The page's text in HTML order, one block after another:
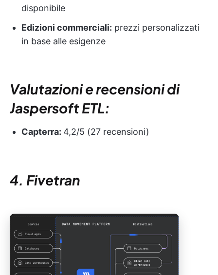
disponibile
Edizioni commerciali: prezzi personalizzati
in base alle esigenze
Valutazioni e recensioni di
Jaspersoft ETL:
Capterra: 4,2/5 (27 recensioni)
4. Fivetran